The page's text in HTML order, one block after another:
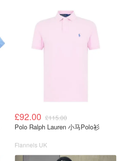
£92.00 £115.00
Polo Ralph Lauren 小马Polo衫
Flannels UK